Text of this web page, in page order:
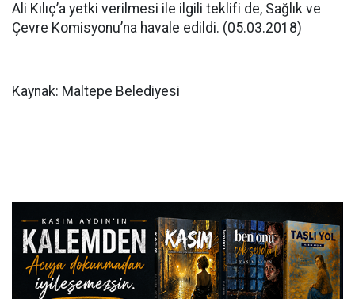
Ali Kılıç’a yetki verilmesi ile ilgili teklifi de, Sağlık ve
Çevre Komisyonu’na havale edildi. (05.03.2018)
Kaynak: Maltepe Belediyesi